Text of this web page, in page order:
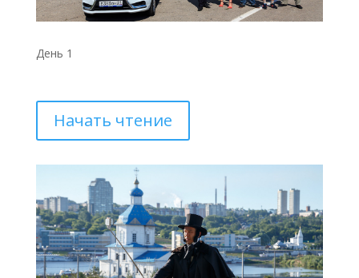
День 1
Начать чтение